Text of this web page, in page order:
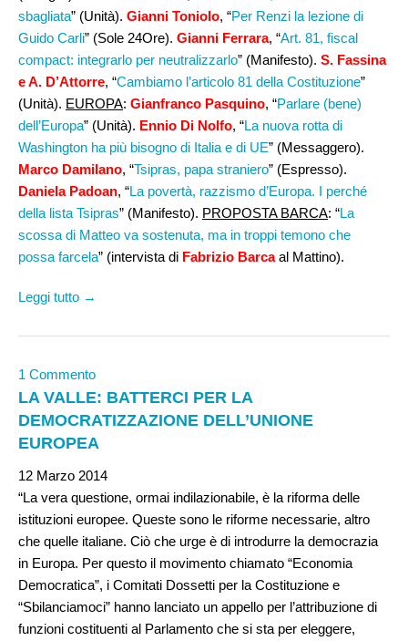
sbagliata” (Unità). Gianni Toniolo, “Per Renzi la lezione di
Guido Carli” (Sole 24Ore). Gianni Ferrara, “Art. 81, fiscal
compact: integrarlo per neutralizzarlo” (Manifesto). S. Fassina
e A. D’Attorre, “Cambiamo l’articolo 81 della Costituzione”
(Unità). EUROPA: Gianfranco Pasquino, “Parlare (bene)
dell’Europa” (Unità). Ennio Di Nolfo, “La nuova rotta di
Washington ha più bisogno di Italia e di UE” (Messaggero).
Marco Damilano, “Tsipras, papa straniero” (Espresso).
Daniela Padoan, “La povertà, razzismo d’Europa. I perché
della lista Tsipras” (Manifesto). PROPOSTA BARCA: “La
scossa di Matteo va sostenuta, ma in troppi temono che
possa farcela” (intervista di Fabrizio Barcaal Mattino).
Leggi tutto →
1 Commento
LA VALLE: BATTERCI PER LA
DEMOCRATIZZAZIONE DELL’UNIONE
EUROPEA
12 Marzo 2014
“La vera questione, ormai indilazionabile, è la riforma delle
istituzioni europee. Queste sono le riforme necessarie, altro
che quelle italiane. Ciò che urge è di introdurre la democrazia
in Europa. Per questo il movimento chiamato “Economia
Democratica”, i Comitati Dossetti per la Costituzione e
“Sbilanciamoci” hanno lanciato un appello per l’attribuzione di
funzioni costituenti al Parlamento che si sta per eleggere,